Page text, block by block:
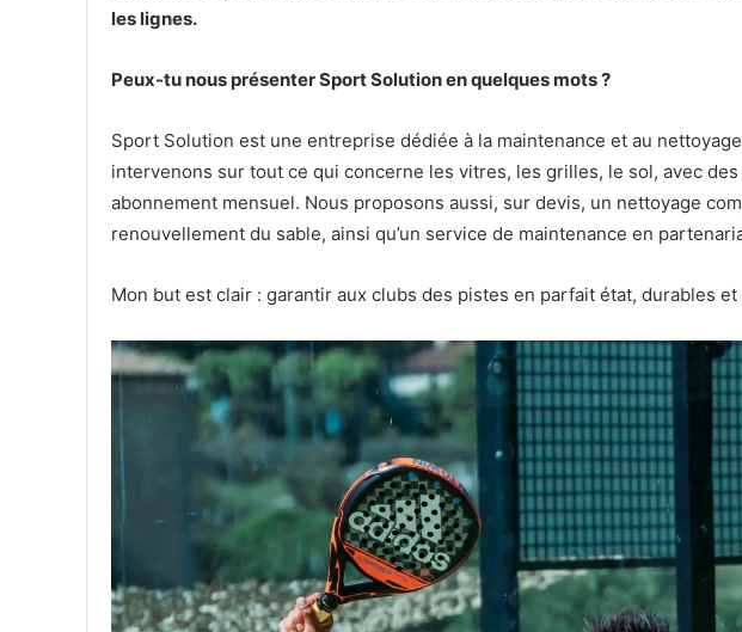
les lignes.
Peux-tu nous présenter Sport Solution en quelques mots ?
Sport Solution est une entreprise dédiée à la maintenance et au
intervenons sur tout ce qui concerne les vitres, les grilles, le sol, avec
abonnement mensuel. Nous proposons aussi, sur devis, un nettoyage
renouvellement du sable, ainsi qu’un service de maintenance en
Mon but est clair : garantir aux clubs des pistes en parfait état, durables et